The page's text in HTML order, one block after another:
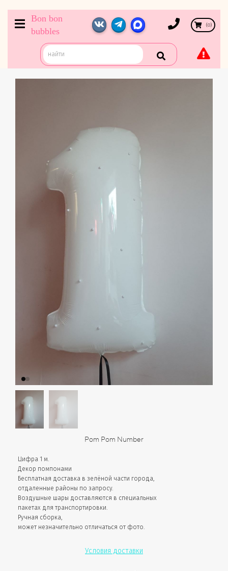
Bon bon
bubbles
(0)
Pom Pom Number
Цифра 1 м.
Декор помпонами
Бесплатная доставка в зелёной части города,
отдаленные районы по запросу.
Воздушные шары доставляются в специальных
пакетах для транспортировки.
Ручная сборка,
может незначительно отличаться от фото.
Условия доставки